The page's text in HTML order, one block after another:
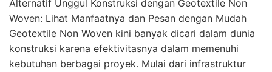
Alternatif Unggul Konstruksi dengan Geotextile Non
Woven: Lihat Manfaatnya dan Pesan dengan Mudah
Geotextile Non Woven kini banyak dicari dalam dunia
konstruksi karena efektivitasnya dalam memenuhi
kebutuhan berbagai proyek. Mulai dari infrastruktur